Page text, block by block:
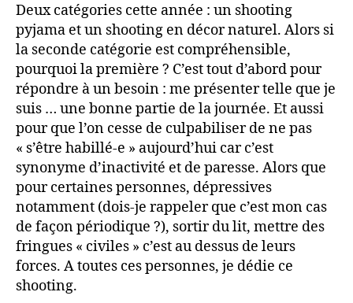
Deux catégories cette année : un shooting
pyjama et un shooting en décor naturel. Alors si
la seconde catégorie est compréhensible,
pourquoi la première ? C’est tout d’abord pour
répondre à un besoin : me présenter telle que je
suis … une bonne partie de la journée. Et aussi
pour que l’on cesse de culpabiliser de ne pas
« s’être habillé-e » aujourd’hui car c’est
synonyme d’inactivité et de paresse. Alors que
pour certaines personnes, dépressives
notamment (dois-je rappeler que c’est mon cas
de façon périodique ?), sortir du lit, mettre des
fringues « civiles » c’est au dessus de leurs
forces. A toutes ces personnes, je dédie ce
shooting.